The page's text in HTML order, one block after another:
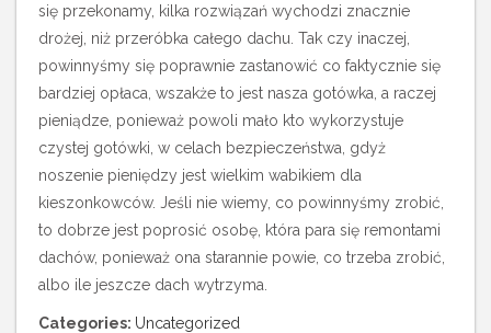
się przekonamy, kilka rozwiązań wychodzi znacznie
drożej, niż przeróbka całego dachu. Tak czy inaczej,
powinnyśmy się poprawnie zastanowić co faktycznie się
bardziej opłaca, wszakże to jest nasza gotówka, a raczej
pieniądze, ponieważ powoli mało kto wykorzystuje
czystej gotówki, w celach bezpieczeństwa, gdyż
noszenie pieniędzy jest wielkim wabikiem dla
kieszonkowców. Jeśli nie wiemy, co powinnyśmy zrobić,
to dobrze jest poprosić osobę, która para się remontami
dachów, ponieważ ona starannie powie, co trzeba zrobić,
albo ile jeszcze dach wytrzyma.
Categories: Uncategorized